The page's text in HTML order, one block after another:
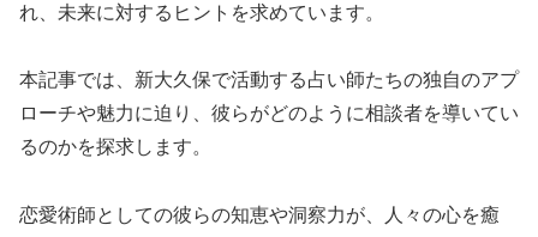
れ、未来に対するヒントを求めています。
本記事では、新大久保で活動する占い師たちの独自のアプ
ローチや魅力に迫り、彼らがどのように相談者を導いてい
るのかを探求します。
恋愛術師としての彼らの知恵や洞察力が、人々の心を癒